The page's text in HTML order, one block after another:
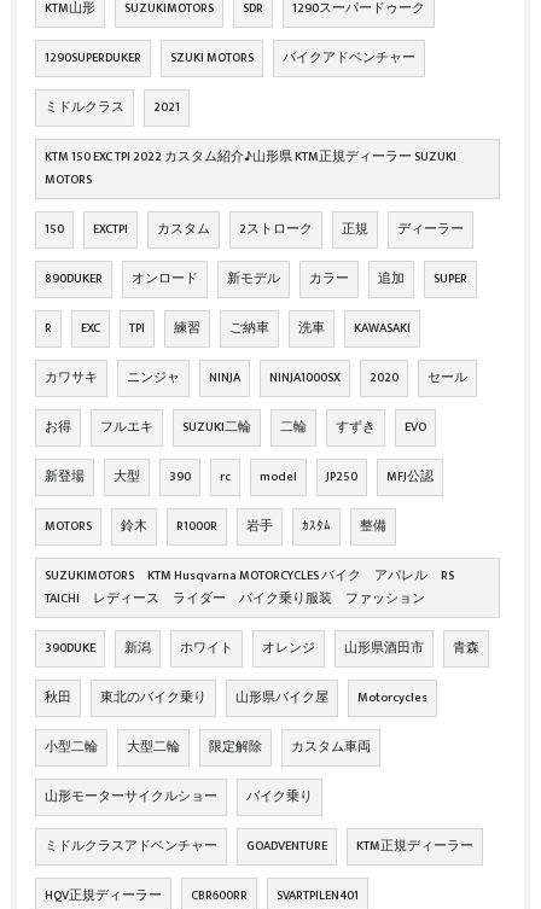
KTM山形 SUZUKIMOTORS SDR 1290スーパードゥーク
1290SUPERDUKER SZUKI MOTORS バイクアドベンチャー
ミドルクラス 2021
KTM 150 EXC TPI 2022 カスタム紹介♪山形県 KTM正規ディーラー SUZUKI
MOTORS
150 EXCTPI カスタム 2ストローク 正規 ディーラー
890DUKER オンロード 新モデル カラー 追加 SUPER
R EXC TPI 練習 ご納車 洗車 KAWASAKI
カワサキ ニンジャ NINJA NINJA1000SX 2020 セール
お得 フルエキ SUZUKI二輪 二輪 すずき EVO
新登場 大型 390 rc model JP250 MFJ公認
MOTORS 鈴木 R1000R 岩手 ｶｽﾀﾑ 整備
SUZUKIMOTORS KTM Husqvarna MOTORCYCLES バイク アパレル RS
TAICHI レディース ライダー バイク乗り服装 ファッション
390DUKE 新潟 ホワイト オレンジ 山形県酒田市 青森
秋田 東北のバイク乗り 山形県バイク屋 Motorcycles
小型二輪 大型二輪 限定解除 カスタム車両
山形モーターサイクルショー バイク乗り
ミドルクラスアドベンチャー GOADVENTURE KTM正規ディーラー
HQV正規ディーラー CBR600RR SVARTPILEN401